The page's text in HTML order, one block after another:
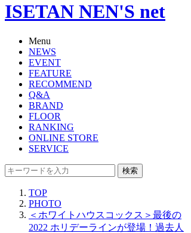
ISETAN NEN'S net
Menu
NEWS
EVENT
FEATURE
RECOMMEND
Q&A
BRAND
FLOOR
RANKING
ONLINE STORE
SERVICE
検索
TOP
PHOTO
＜ホワイトハウスコックス＞最後の
2022 ホリデーラインが登場！過去人